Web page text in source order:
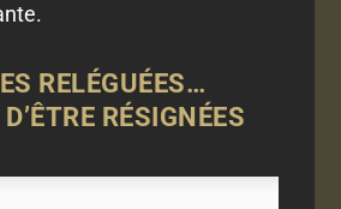
RELÉGUÉES…
RÉSIGNÉES